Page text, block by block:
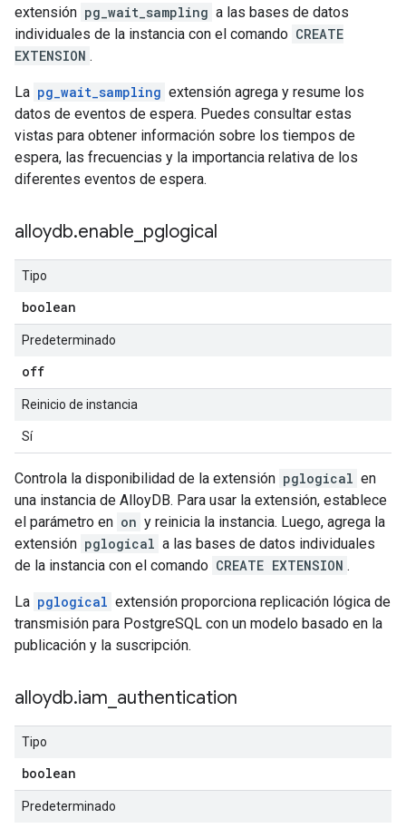
extensión pg_wait_sampling a las bases de datos
individuales de la instancia con el comando CREATE
EXTENSION .
La pg_wait_sampling extensión agrega y resume los
datos de eventos de espera. Puedes consultar estas
vistas para obtener información sobre los tiempos de
espera, las frecuencias y la importancia relativa de los
diferentes eventos de espera.
alloydb.enable pglogical
Tipo
boolean
Predeterminado
off
Reinicio de instancia
Sí
Controla la disponibilidad de la extensión pglogical en
una instancia de AlloyDB. Para usar la extensión, establece
el parámetro en on y reinicia la instancia. Luego, agrega la
extensión pglogical a las bases de datos individuales
de la instancia con el comando CREATE EXTENSION .
La pglogical extensión proporciona replicación lógica de
transmisión para PostgreSQL con un modelo basado en la
publicación y la suscripción.
alloydb.iam authentication
Tipo
boolean
Predeterminado